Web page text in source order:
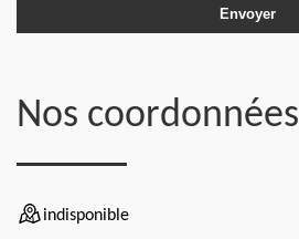
Nos coordonnées
indisponible